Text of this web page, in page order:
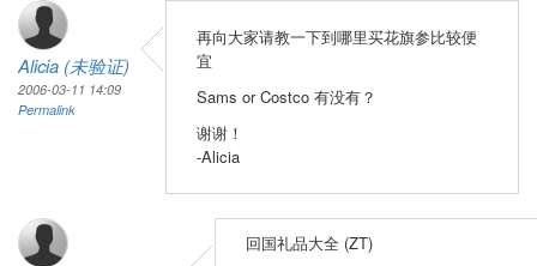
Alicia (未验证)
2006-03-11 14:09
Permalink
再向大家请教一下到哪里买花旗参比较便
宜
Sams or Costco 有没有？
谢谢！
-Alicia
回国礼品大全 (ZT)